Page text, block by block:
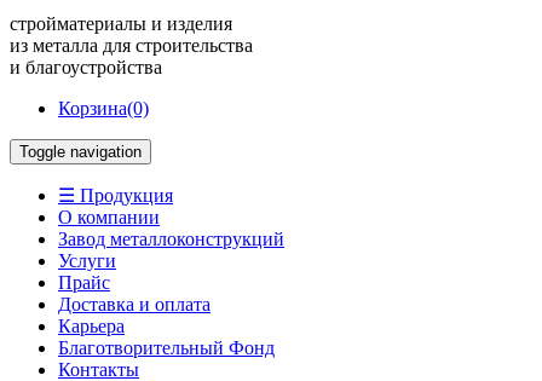
стройматериалы и изделия
из металла для строительства
и благоустройства
Корзина(0)
Toggle navigation
☰ Продукция
О компании
Завод металлоконструкций
Услуги
Прайс
Доставка и оплата
Карьера
Благотворительный Фонд
Контакты